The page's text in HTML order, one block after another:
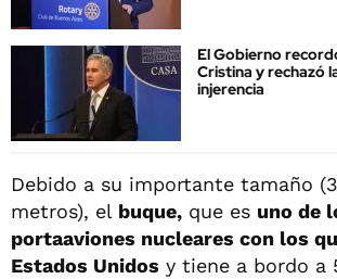
El Gobierno
Cristina y rechazó
injerencia
Debido a su importante tamaño
metros), el buque, que es uno de
portaaviones nucleares con los
Estados Unidos y tiene a bordo a